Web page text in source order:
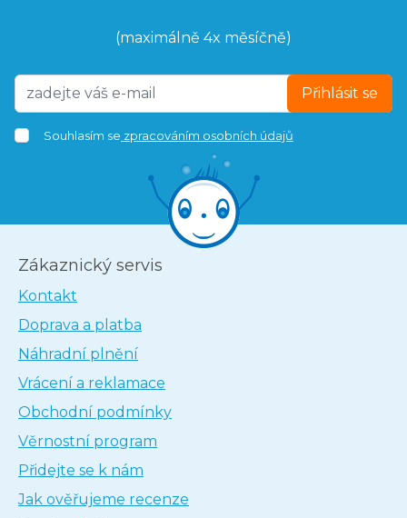
(maximálně 4x měsíčně)
Přihlásit se
Souhlasím se zpracováním osobních údajů
Zákaznický servis
Kontakt
Doprava a platba
Náhradní plnění
Vrácení a reklamace
Obchodní podmínky
Věrnostní program
Přidejte se k nám
Jak ověřujeme recenze